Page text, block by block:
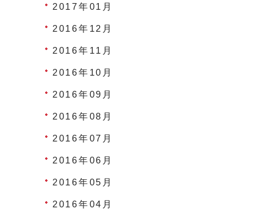
2017年01月
2016年12月
2016年11月
2016年10月
2016年09月
2016年08月
2016年07月
2016年06月
2016年05月
2016年04月